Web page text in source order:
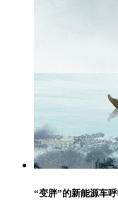
“变胖”的新能源车